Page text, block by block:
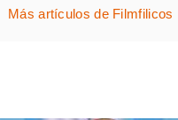
Más artículos de Filmfilicos